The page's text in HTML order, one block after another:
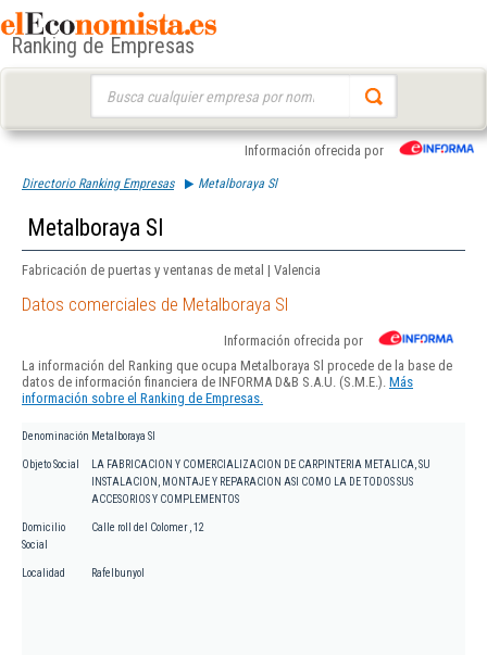
Ranking de Empresas
Información ofrecida por
Directorio Ranking Empresas Metalboraya Sl
Metalboraya Sl
Fabricación de puertas y ventanas de metal | Valencia
Datos comerciales de Metalboraya Sl
Información ofrecida por
La información del Ranking que ocupa Metalboraya Sl procede de la base de
datos de información financiera de INFORMA D&B S.A.U. (S.M.E.). Más
información sobre el Ranking de Empresas.
Denominación Metalboraya Sl
Objeto Social
LA FABRICACION Y COMERCIALIZACION DE CARPINTERIA METALICA, SU
INSTALACION, MONTAJE Y REPARACION ASI COMO LA DE TODOS SUS
ACCESORIOS Y COMPLEMENTOS
Domicilio
Social
Calle roll del Colomer , 12
Localidad Rafelbunyol